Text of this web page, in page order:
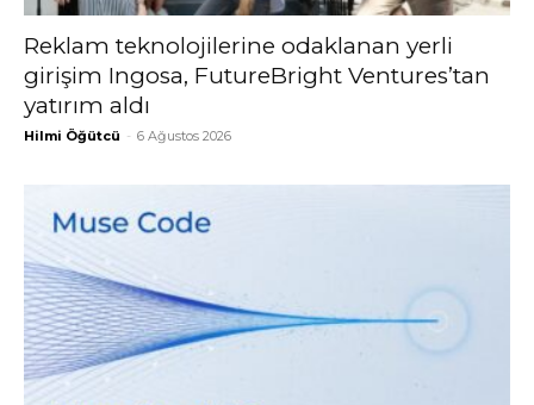
Reklam teknolojilerine odaklanan yerli
girişim Ingosa, FutureBright Ventures’tan
yatırım aldı
Hilmi Öğütcü - 6 Ağustos 2026